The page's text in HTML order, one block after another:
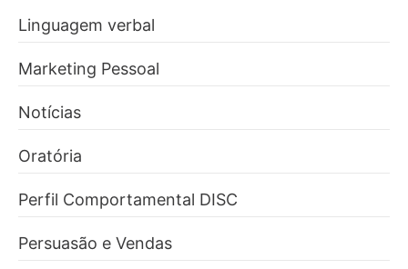
Linguagem verbal
Marketing Pessoal
Notícias
Oratória
Perfil Comportamental DISC
Persuasão e Vendas